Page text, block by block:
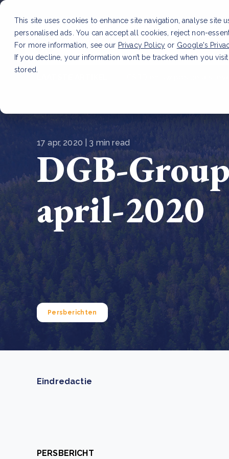
This site uses cookies to enhance site navigation, analyse site
personalised ads. You can accept all cookies, reject non-
For more information, see our Privacy Policy or Google's
If you decline, your information won’t be tracked when you
stored.
plasticinzameling in Sri Lanka
CSRD en uw positie als leverancier: wat verandert er
CSRD en uw positie als
17 apr, 2020 | 3 min read
DGB-
april-2020
Persberichten
Eindredactie
PERSBERICHT